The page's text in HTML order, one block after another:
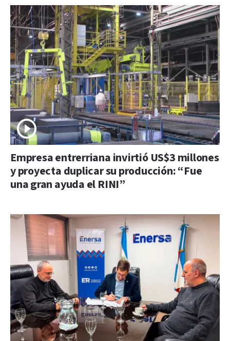
Empresa entrerriana invirtió US$3 millones
y proyecta duplicar su producción: “Fue
una gran ayuda el RINI”